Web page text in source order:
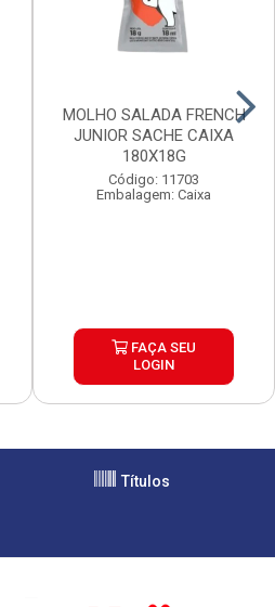
MOLHO SALADA FRENCH
JUNIOR SACHE CAIXA
180X18G
Código: 11703
Embalagem: Caixa
FAÇA SEU
LOGIN
Títulos